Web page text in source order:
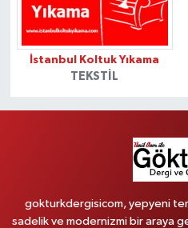
İstanbul Koltuk Yıkama
TEKSTIL
gokturkdergisicom, yepyeni
sadelik ve modernizmi bir araya